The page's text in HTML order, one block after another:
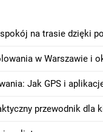
na trasie dzięki
w Warszawie i
Jak GPS i
przewodnik dla